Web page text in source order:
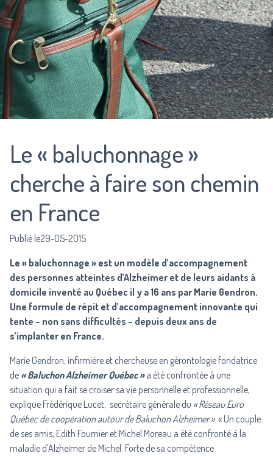
Le « baluchonnage »
cherche à faire son chemin
en France
Publié le29-05-2015
Le « baluchonnage » est un modèle d’accompagnement
des personnes atteintes d’Alzheimer et de leurs aidants à
domicile inventé au Québec il y a 16 ans par Marie Gendron.
Une formule de répit et d’accompagnement innovante qui
tente – non sans difficultés – depuis deux ans de
s’implanter en France.
Marie Gendron, infirmière et chercheuse en gérontologie fondatrice
de « Baluchon Alzheimer Québec »a été confrontée à une
situation qui a fait se croiser sa vie personnelle et professionnelle,
explique Frédérique Lucet, secrétaire générale du « Réseau Euro
Québec de coopération autour de Baluchon Alzheimer ». « Un couple
de ses amis, Edith Fournier et Michel Moreau a été confronté à la
maladie d’Alzheimer de Michel. Forte de sa compétence